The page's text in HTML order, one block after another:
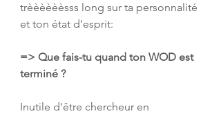
trèèèèèèsss long sur ta personnalité
et ton état d'esprit:
=> Que fais-tu quand ton WOD est
terminé ?
Inutile d'être chercheur en